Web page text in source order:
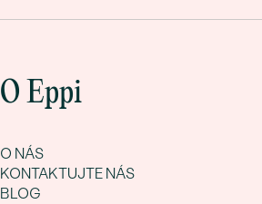
O Eppi
O NÁS
KONTAKTUJTE NÁS
BLOG